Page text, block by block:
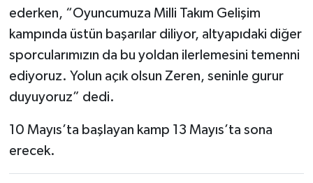
ederken, “Oyuncumuza Milli Takım Gelişim
kampında üstün başarılar diliyor, altyapıdaki diğer
sporcularımızın da bu yoldan ilerlemesini temenni
ediyoruz. Yolun açık olsun Zeren, seninle gurur
duyuyoruz” dedi.
10 Mayıs’ta başlayan kamp 13 Mayıs’ta sona
erecek.